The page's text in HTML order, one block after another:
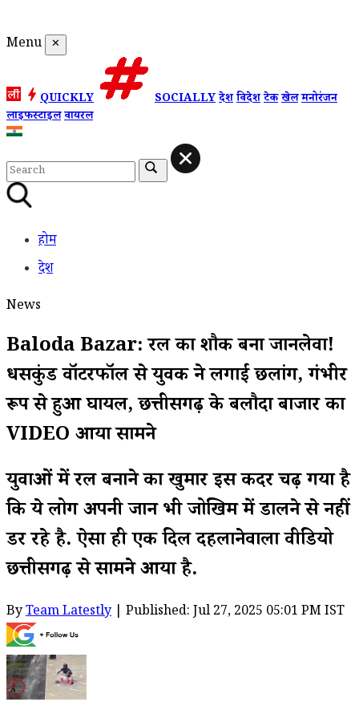
Menu ✕
QUICKLY SOCIALLYदेशविदेशटेकखेलमनोरंजन
लाइफस्टाइलवायरल
होम
देश
News
Baloda Bazar: रील का शौक बना जानलेवा!
धसकुंड वॉटरफॉल से युवक ने लगाईं छलांग, गंभीर
रूप से हुआ घायल, छत्तीसगढ़ के बलौदा बाजार का
VIDEO आया सामने
युवाओं में रील बनाने का खुमार इस कदर चढ़ गया है
कि ये लोग अपनी जान भी जोखिम में डालने से नहीं
डर रहे है. ऐसा ही एक दिल दहलानेवाला वीडियो
छत्तीसगढ़ से सामने आया है.
ByTeam Latestly | Published: Jul 27, 2025 05:01 PM IST